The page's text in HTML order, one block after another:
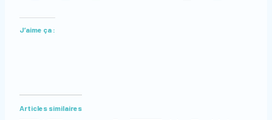
J’aime ça :
Articles similaires